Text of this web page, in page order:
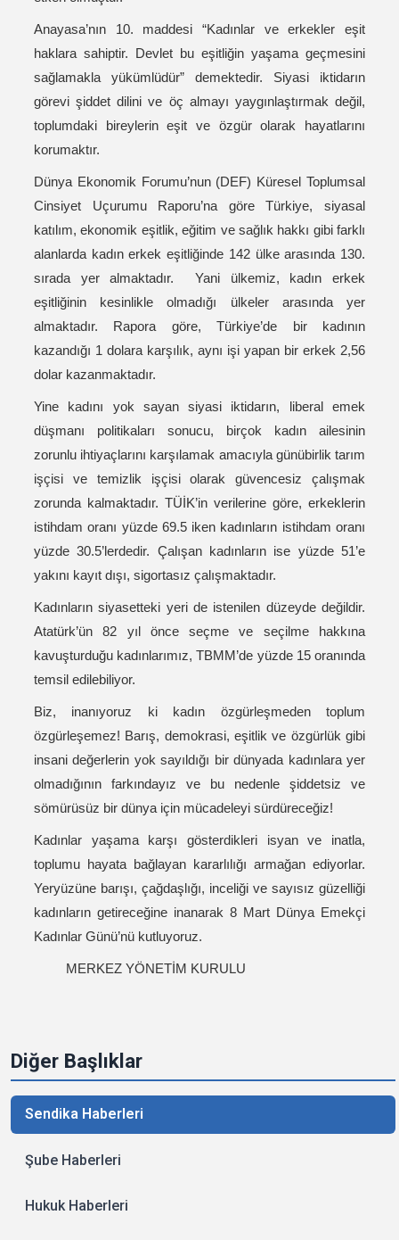
Diğer Başlıklar
Sendika Haberleri
Şube Haberleri
Hukuk Haberleri
Anayasa’nın 10. maddesi “Kadınlar ve erkekler eşit
haklara sahiptir. Devlet bu eşitliğin yaşama geçmesini
sağlamakla yükümlüdür” demektedir. Siyasi iktidarın
görevi şiddet dilini ve öç almayı yaygınlaştırmak değil,
toplumdaki bireylerin eşit ve özgür olarak hayatlarını
korumaktır.
Dünya Ekonomik Forumu’nun (DEF) Küresel Toplumsal
Cinsiyet Uçurumu Raporu’na göre Türkiye, siyasal
katılım, ekonomik eşitlik, eğitim ve sağlık hakkı gibi farklı
alanlarda kadın erkek eşitliğinde 142 ülke arasında 130.
sırada yer almaktadır. Yani ülkemiz, kadın erkek
eşitliğinin kesinlikle olmadığı ülkeler arasında yer
almaktadır. Rapora göre, Türkiye’de bir kadının
kazandığı 1 dolara karşılık, aynı işi yapan bir erkek 2,56
dolar kazanmaktadır.
Yine kadını yok sayan siyasi iktidarın, liberal emek
düşmanı politikaları sonucu, birçok kadın ailesinin
zorunlu ihtiyaçlarını karşılamak amacıyla günübirlik tarım
işçisi ve temizlik işçisi olarak güvencesiz çalışmak
zorunda kalmaktadır. TÜİK’in verilerine göre, erkeklerin
istihdam oranı yüzde 69.5 iken kadınların istihdam oranı
yüzde 30.5’lerdedir. Çalışan kadınların ise yüzde 51’e
yakını kayıt dışı, sigortasız çalışmaktadır.
Kadınların siyasetteki yeri de istenilen düzeyde değildir.
Atatürk’ün 82 yıl önce seçme ve seçilme hakkına
kavuşturduğu kadınlarımız, TBMM’de yüzde 15 oranında
temsil edilebiliyor.
Biz, inanıyoruz ki kadın özgürleşmeden toplum
özgürleşemez! Barış, demokrasi, eşitlik ve özgürlük gibi
insani değerlerin yok sayıldığı bir dünyada kadınlara yer
olmadığının farkındayız ve bu nedenle şiddetsiz ve
sömürüsüz bir dünya için mücadeleyi sürdüreceğiz!
Kadınlar yaşama karşı gösterdikleri isyan ve inatla,
toplumu hayata bağlayan kararlılığı armağan ediyorlar.
Yeryüzüne barışı, çağdaşlığı, inceliği ve sayısız güzelliği
kadınların getireceğine inanarak 8 Mart Dünya Emekçi
Kadınlar Günü’nü kutluyoruz.
MERKEZ YÖNETİM KURULU